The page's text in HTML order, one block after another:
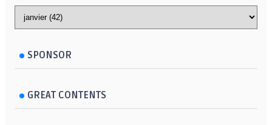
SPONSOR
GREAT CONTENTS